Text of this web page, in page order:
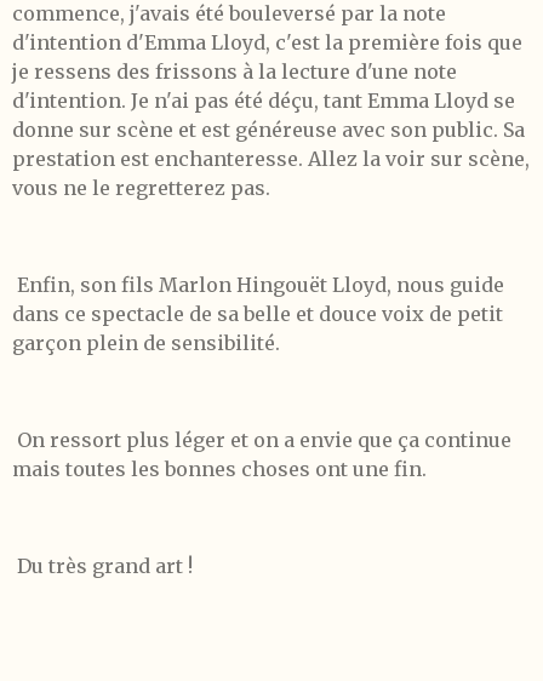
commence, j'avais été bouleversé par la note
d'intention d'Emma Lloyd, c'est la première fois que
je ressens des frissons à la lecture d'une note
d'intention. Je n'ai pas été déçu, tant Emma Lloyd se
donne sur scène et est généreuse avec son public. Sa
prestation est enchanteresse. Allez la voir sur scène,
vous ne le regretterez pas.
Enfin, son fils Marlon Hingouët Lloyd, nous guide
dans ce spectacle de sa belle et douce voix de petit
garçon plein de sensibilité.
On ressort plus léger et on a envie que ça continue
mais toutes les bonnes choses ont une fin.
Du très grand art !